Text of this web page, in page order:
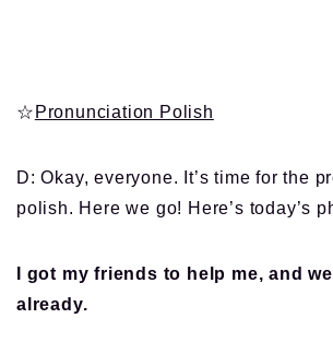
☆ Pronunciation Polish
D: Okay, everyone. It’s time for the
polish. Here we go! Here’s today’s
I got my friends to help me, and
already.